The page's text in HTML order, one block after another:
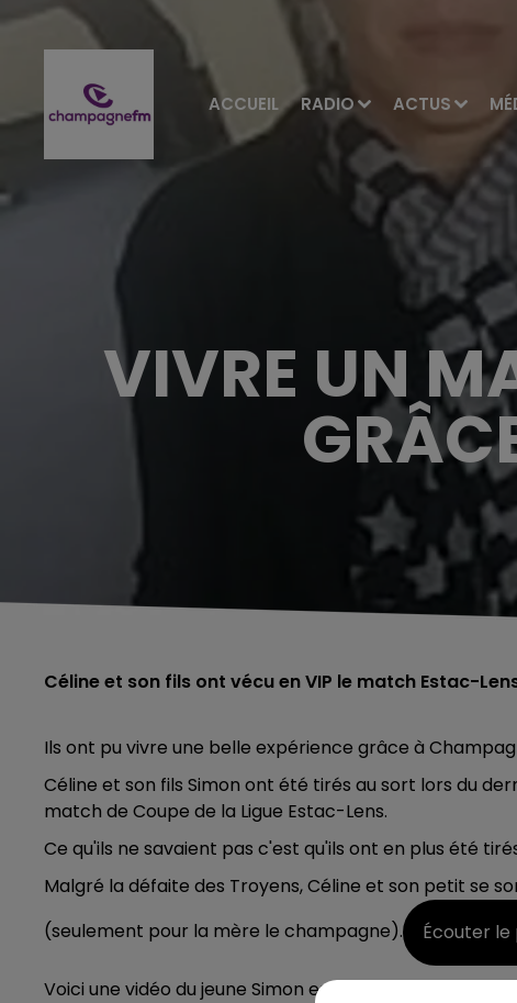
ACCUEIL RADIO ACTUS
VIVRE UN
Céline et son fils ont vécu en VIP le match Estac-
Ils ont pu vivre une belle expérience grâce à
Céline et son fils Simon ont été tirés au sort lors du
match de Coupe de la Ligue Estac-Lens.
Ce qu'ils ne savaient pas c'est qu'ils ont en plus été
Malgré la défaite des Troyens, Céline et son petit se
(seulement pour la mère le champagne).
Écouter
Voici une vidéo du jeune Simon envoyée par sa maman